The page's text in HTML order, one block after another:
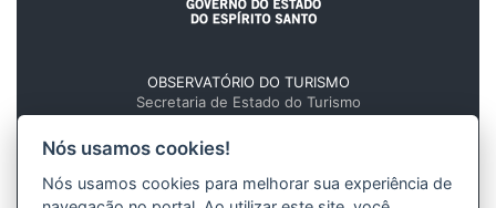
OBSERVATÓRIO DO TURISMO
Secretaria de Estado do Turismo
Av. Marechal Mascarenhas de Moraes, nº 705
Forte São João - Centro, Vitória - ES
Nós usamos cookies!
Nós usamos cookies para melhorar sua experiência de